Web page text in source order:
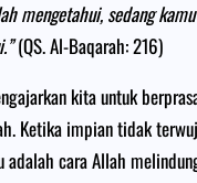
mengetahui, sedang
(QS. Al-Baqarah: 216)
kita untuk
Ketika impian tidak
adalah cara Allah